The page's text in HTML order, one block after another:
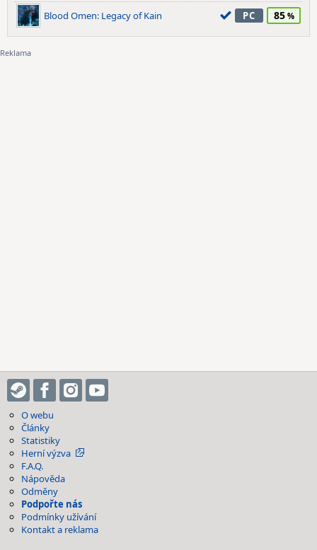
Blood Omen: Legacy of Kain PC 85
O webu
Články
Statistiky
Herní výzva
F.A.Q.
Nápověda
Odměny
Podpořte nás
Podmínky užívání
Kontakt a reklama